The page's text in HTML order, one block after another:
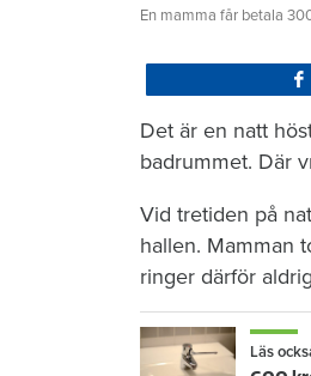
En mamma får betala
Det är en natt
badrummet. Där
Vid tretiden på
hallen. Mamman
ringer därför
Läs